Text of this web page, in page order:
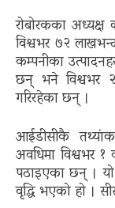
रोबोरकका
विश्वभर ७२
कम्पनीका
छन् भने विश्वभर २
गरिरहेका छन् ।
आईडीसीकै
अवधिमा विश्वभर
पठाइएका छन् ।
वृद्धि भएको हो ।